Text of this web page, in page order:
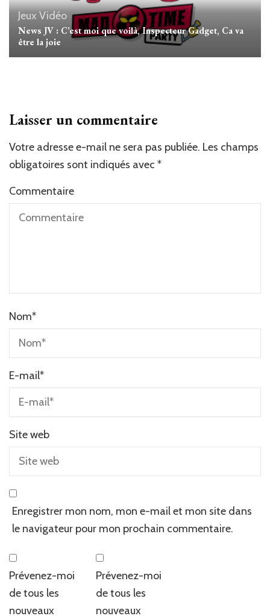
Jeux Vidéo
News JV : C’est moi que voilà, Inspecteur Gadget, Ca va
être la joie
Laisser un commentaire
Votre adresse e-mail ne sera pas publiée. Les champs
obligatoires sont indiqués avec *
Commentaire
Nom*
E-mail*
Site web
Enregistrer mon nom, mon e-mail et mon site dans
le navigateur pour mon prochain commentaire.
Prévenez-moi
de tous les
nouveaux
Prévenez-moi
de tous les
nouveaux